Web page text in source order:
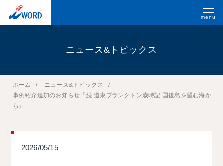
menu
ニュース&トピックス
ホーム
ニュース&トピックス
事例紹介追加のお知らせ『続 道東プランクトン歳時記 国後島を望む海か
ら』
2026/05/15